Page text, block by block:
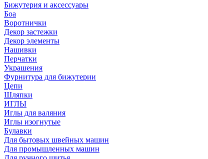
Бижутерия и аксессуары
Боа
Воротнички
Декор застежки
Декор элементы
Нашивки
Перчатки
Украшения
Фурнитура для бижутерии
Цепи
Шляпки
ИГЛЫ
Иглы для валяния
Иглы изогнутые
Булавки
Для бытовых швейных машин
Для промышленных машин